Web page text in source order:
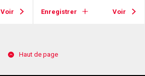
Voir Enregistrer Voir
Haut de page